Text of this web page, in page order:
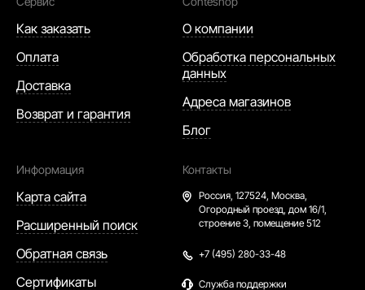
Как заказать
Оплата
Доставка
Возврат и гарантия
О компании
Обработка персональных
данных
Адреса магазинов
Блог
Информация
Карта сайта
Расширенный поиск
Обратная связь
Сертификаты
Контакты
Россия, 127524, Москва,
Огородный проезд, дом 16/1,
строение 3, помещение 512
+7 (495) 280-33-48
Служба поддержки